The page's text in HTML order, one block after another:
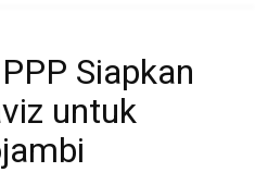
Siapkan
untuk